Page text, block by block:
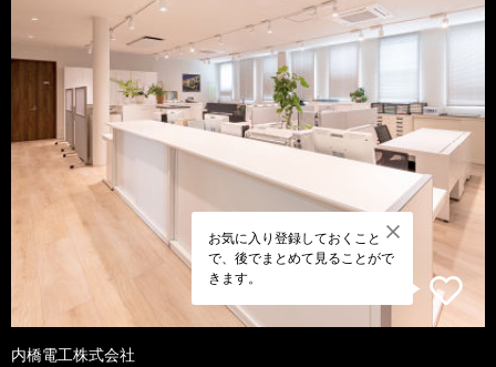
お気に入り登録しておくこと
で、後でまとめて見ることがで
きます。
内橋電工株式会社